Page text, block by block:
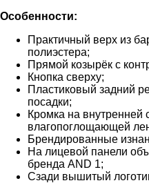
Особенности:
Практичный верх из
полиэстера;
Прямой козырёк с
Кнопка сверху;
Пластиковый задний
посадки;
Кромка на внутренней
влагопоглощающей
Брендированные
На лицевой панели
бренда AND 1;
Сзади вышитый